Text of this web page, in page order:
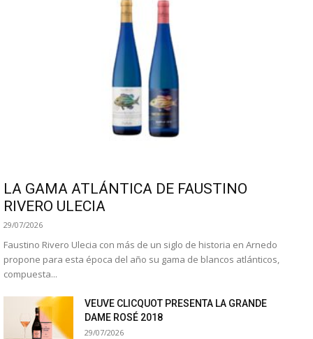
LA GAMA ATLÁNTICA DE FAUSTINO
RIVERO ULECIA
29/07/2026
Faustino Rivero Ulecia con más de un siglo de historia en Arnedo
propone para esta época del año su gama de blancos atlánticos,
compuesta...
VEUVE CLICQUOT PRESENTA LA GRANDE
DAME ROSÉ 2018
29/07/2026